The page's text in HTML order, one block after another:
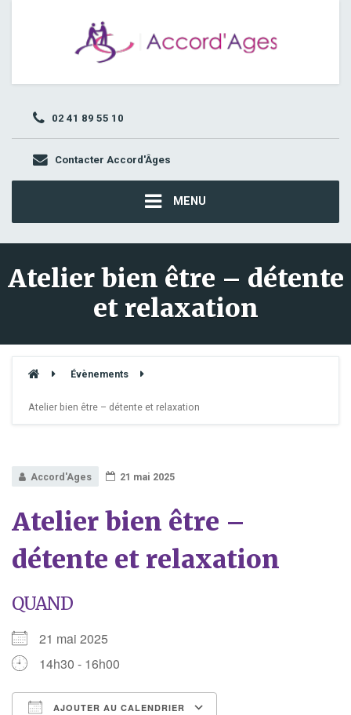
02 41 89 55 10
Contacter Accord'Âges
MENU
Atelier bien être – détente
et relaxation
Évènements
Atelier bien être – détente et relaxation
Accord'Ages 21 mai 2025
Atelier bien être –
détente et relaxation
QUAND
21 mai 2025
14h30 - 16h00
AJOUTER AU CALENDRIER